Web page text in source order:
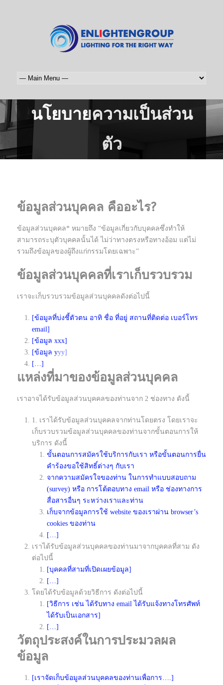
นโยบายความเป็นส่วน
ตัว
ข้อมูลส่วนบุคคล คืออะไร?
ข้อมูลส่วนบุคคล* หมายถึง “ข้อมูลเกี่ยวกับบุคคลซึ่งทำให้
สามารถระบุตัวบุคคลนั้นได้ ไม่ว่าทางตรงหรือทางอ้อม แต่ไม่
รวมถึงข้อมูลของผู้ถึงแก่กรรมโดยเฉพาะ”
ข้อมูลส่วนบุคคลที่เราเก็บรวบรวม
เราจะเก็บรวบรวมข้อมูลส่วนบุคคลดังต่อไปนี้
[ข้อมูลที่บ่งชี้ตัวตน อาทิ ชื่อ ที่อยู่ สถานที่ติดต่อ เบอร์โทร
email]
[ข้อมูล xxx]
[ข้อมูล yyy]
[…]
แหล่งที่มาของข้อมูลส่วนบุคคล
เราอาจได้รับข้อมูลส่วนบุคคลของท่านจาก 2 ช่องทาง ดังนี้
1. เราได้รับข้อมูลส่วนบุคคลจากท่านโดยตรง โดยเราจะ
เก็บรวบรวมข้อมูลส่วนบุคคลของท่านจากขั้นตอนการให้
บริการ ดังนี้
ขั้นตอนการสมัครใช้บริการกับเรา หรือขั้นตอนการยื่น
คำร้องขอใช้สิทธิ์ต่างๆ กับเรา
จากความสมัครใจของท่าน ในการทำแบบสอบถาม
(survey) หรือ การโต้ตอบทาง email หรือ ช่องทางการ
สื่อสารอื่นๆ ระหว่างเราและท่าน
เก็บจากข้อมูลการใช้ website ของเราผ่าน browser’s
cookies ของท่าน
[…]
เราได้รับข้อมูลส่วนบุคคลของท่านมาจากบุคคลที่สาม ดัง
ต่อไปนี้
[บุคคลที่สามที่เปิดเผยข้อมูล]
[…]
โดยได้รับข้อมูลด้วยวิธีการ ดังต่อไปนี้
[วิธีการ เช่น ได้รับทาง email ได้รับแจ้งทางโทรศัพท์
ได้รับเป็นเอกสาร]
[…]
วัตถุประสงค์ในการประมวลผล
ข้อมูล
[เราจัดเก็บข้อมูลส่วนบุคคลของท่านเพื่อการ….]